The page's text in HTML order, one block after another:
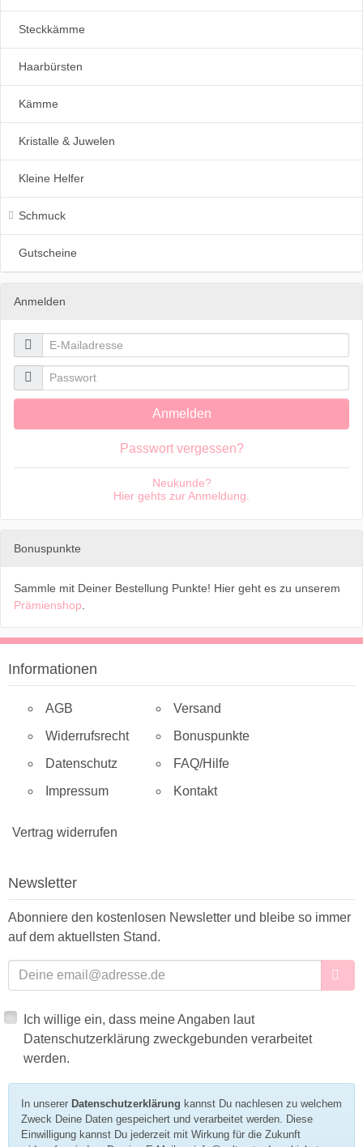
Steckkämme
Haarbürsten
Kämme
Kristalle & Juwelen
Kleine Helfer
Schmuck
Gutscheine
Anmelden
 E-Mailadresse
 Passwort
Anmelden
Passwort vergessen?
Neukunde?
Hier gehts zur Anmeldung.
Bonuspunkte
Sammle mit Deiner Bestellung Punkte! Hier geht es zu unserem
Prämienshop
Informationen
AGB
Widerrufsrecht
Datenschutz
Impressum
Versand
Bonuspunkte
FAQ/Hilfe
Kontakt
Vertrag widerrufen
Newsletter
Abonniere den kostenlosen Newsletter und bleibe so immer
auf dem aktuellsten Stand.
E-Mailadresse
Ich willige ein, dass meine Angaben laut
Datenschutzerklärung zweckgebunden verarbeitet
werden.
In unserer Datenschutzerklärung kannst Du nachlesen zu welchem
Zweck Deine Daten gespeichert und verarbeitet werden. Diese
Einwilligung kannst Du jederzeit mit Wirkung für die Zukunft